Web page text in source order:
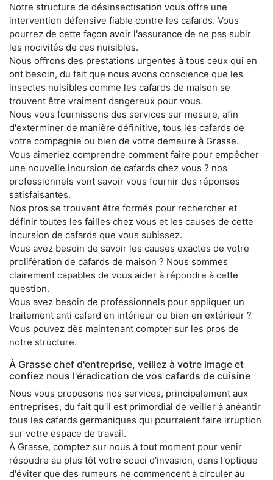
Notre structure de désinsectisation vous offre une
intervention défensive fiable contre les cafards. Vous
pourrez de cette façon avoir l'assurance de ne pas subir
les nocivités de ces nuisibles.
Nous offrons des prestations urgentes à tous ceux qui en
ont besoin, du fait que nous avons conscience que les
insectes nuisibles comme les cafards de maison se
trouvent être vraiment dangereux pour vous.
Nous vous fournissons des services sur mesure, afin
d'exterminer de manière définitive, tous les cafards de
votre compagnie ou bien de votre demeure à Grasse.
Vous aimeriez comprendre comment faire pour empêcher
une nouvelle incursion de cafards chez vous ? nos
professionnels vont savoir vous fournir des réponses
satisfaisantes.
Nos pros se trouvent être formés pour rechercher et
définir toutes les failles chez vous et les causes de cette
incursion de cafards que vous subissez.
Vous avez besoin de savoir les causes exactes de votre
prolifération de cafards de maison ? Nous sommes
clairement capables de vous aider à répondre à cette
question.
Vous avez besoin de professionnels pour appliquer un
traitement anti cafard en intérieur ou bien en extérieur ?
Vous pouvez dès maintenant compter sur les pros de
notre structure.
À Grasse chef d'entreprise, veillez à votre image et
confiez nous l'éradication de vos cafards de cuisine
Nous vous proposons nos services, principalement aux
entreprises, du fait qu'il est primordial de veiller à anéantir
tous les cafards germaniques qui pourraient faire irruption
sur votre espace de travail.
À Grasse, comptez sur nous à tout moment pour venir
résoudre au plus tôt votre souci d'invasion, dans l'optique
d'éviter que des rumeurs ne commencent à circuler au